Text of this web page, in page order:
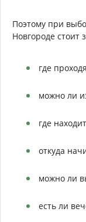
Поэтому при
Новгороде стоит
где
можно ли
где
откуда
можно ли
есть ли